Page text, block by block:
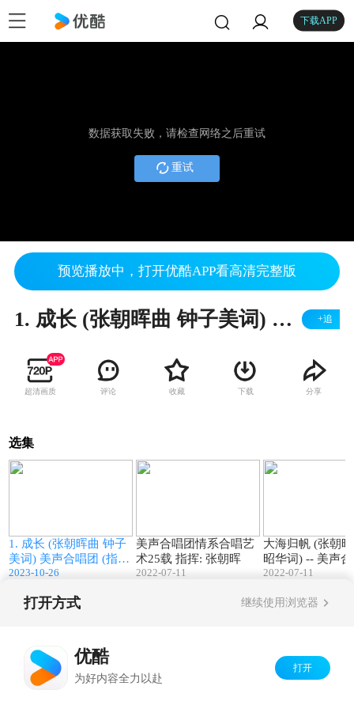
下载APP
数据获取失败，请检查网络之后重试
重试
预览播放中，打开优酷APP看高清完整版
1. 成长 (张朝晖曲 钟子美词) 美声合唱团 (指挥: 张朝晖) +追
超清画质 评论 收藏 下载 分享
选集
1. 成长 (张朝晖曲 钟子
美词) 美声合唱团 (指挥:
张朝晖)
2023-10-26
美声合唱团情系合唱艺
术25载 指挥: 张朝晖
2022-07-11
大海归帆 (张朝
昭华词) -- 美声合唱团
(指挥: 张朝晖)
2022-07-11
打开方式 继续使用浏览器
优酷
为好内容全力以赴
打开